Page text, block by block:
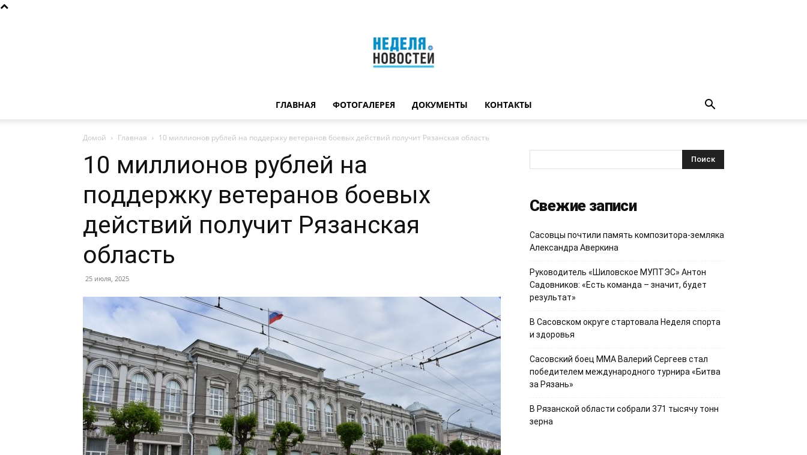
новостей
ГЛАВНАЯ ФОТОГАЛЕРЕЯ ДОКУМЕНТЫ КОНТАКТЫ
Домой Главная 10 миллионов рублей на поддержку ветеранов боевых действий получит Рязанская область
10 миллионов рублей на
поддержку ветеранов боевых
действий получит Рязанская
область
25 июля, 2025
Свежие записи
Сасовцы почтили память композитора-земляка
Александра Аверкина
Руководитель «Шиловское МУПТЭС» Антон
Садовников: «Есть команда – значит, будет
результат»
В Сасовском округе стартовала Неделя спорта
и здоровья
Сасовский боец ММА Валерий Сергеев стал
победителем международного турнира «Битва
за Рязань»
В Рязанской области собрали 371 тысячу тонн
зерна